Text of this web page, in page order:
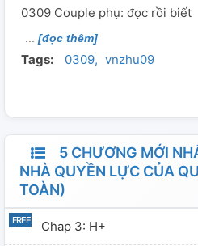
0309 Couple phụ: đọc rồi biết
[đọc thêm]
Tags: 0309 vnzhu09
5 CHƯƠNG MỚI
NHÀ QUYỀN LỰC CỦA
TOÀN)
Chap 3: H+